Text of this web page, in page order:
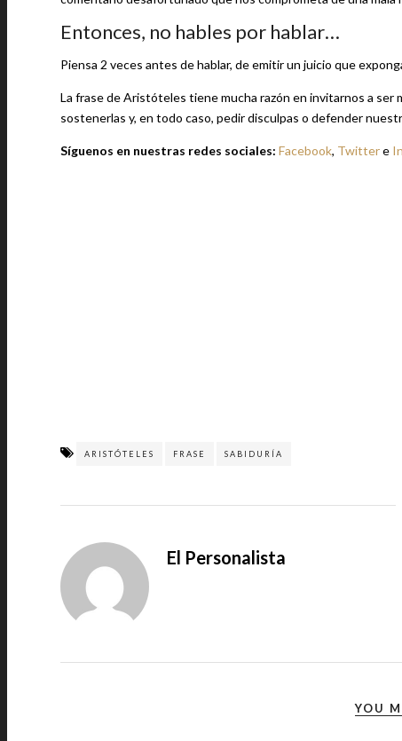
Entonces, no hables por hablar…
Piensa 2 veces antes de hablar, de emitir un juicio que
La frase de Aristóteles tiene mucha razón en invitarnos a ser
sostenerlas y, en todo caso, pedir disculpas o defender
Síguenos en nuestras redes sociales: Facebook, Twittere
ARISTÓTELES FRASE SABIDURÍA
El Personalista
YOU